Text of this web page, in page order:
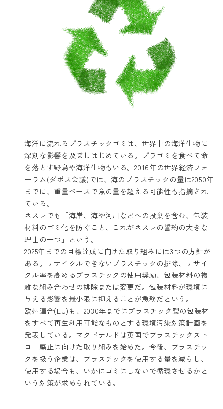
海洋に流れるプラスチックゴミは、世界中の海洋生物に
深刻な影響を及ぼしはじめている。プラゴミを食べて命
を落とす野鳥や海洋生物もいる。2016年の世界経済フォ
ーラム(ダボス会議)では、海のプラスチックの量は2050年
までに、重量ベースで魚の量を超える可能性も指摘され
ている。
ネスレでも「海岸、海や河川などへの投棄を含む、包装
材料のゴミ化を防ぐこと、これがネスレの誓約の大きな
理由の一つ」という。
2025年までの目標達成に向けた取り組みには3つの方針が
ある。リサイクルできないプラスチックの排除、リサイ
クル率を高めるプラスチックの使用奨励、包装材料の複
雑な組み合わせの排除または変更だ。包装材料が環境に
与える影響を最小限に抑えることが急務だという。
欧州連合(EU)も、2030年までにプラスチック製の包装材
をすべて再生利用可能なものとする環境汚染対策計画を
発表している。マクドナルドは英国でプラスチックスト
ロー廃止に向けた取り組みを始めた。今後、プラスチッ
クを扱う企業は、プラスチックを使用する量を減らし、
使用する場合も、いかにゴミにしないで循環させるかと
いう対策が求められている。